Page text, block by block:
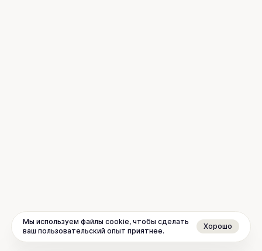
Мы используем файлы cookie, чтобы сделать
ваш пользовательский опыт приятнее.
Хорошо